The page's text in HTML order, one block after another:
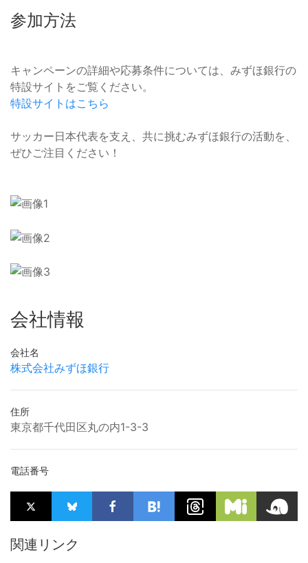
参加方法
キャンペーンの詳細や応募条件については、みずほ銀行の
特設サイトをご覧ください。
特設サイトはこちら
サッカー日本代表を支え、共に挑むみずほ銀行の活動を、
ぜひご注目ください！
会社情報
会社名
株式会社みずほ銀行
住所
東京都千代田区丸の内1-3-3
電話番号
関連リンク